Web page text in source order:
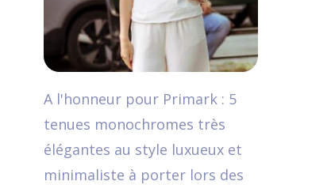
A l'honneur pour Primark : 5
tenues monochromes très
élégantes au style luxueux et
minimaliste à porter lors des